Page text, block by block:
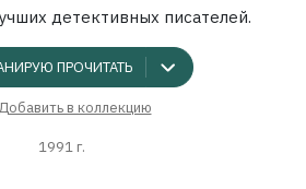
детективных писателей.
ПРОЧИТАТЬ
Добавить в коллекцию
1991 г.